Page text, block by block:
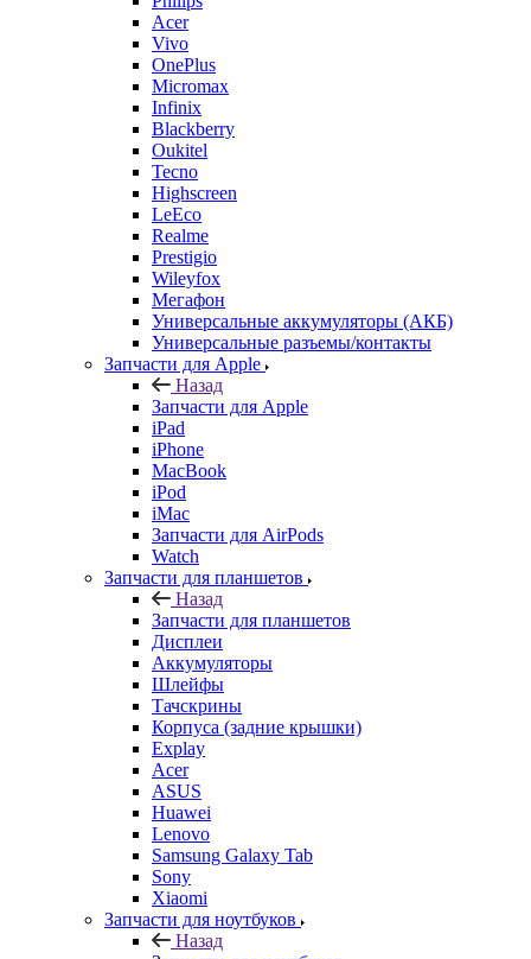
Acer
Vivo
OnePlus
Micromax
Infinix
Blackberry
Oukitel
Tecno
Highscreen
LeEco
Realme
Prestigio
Wileyfox
Мегафон
Универсальные аккумуляторы (АКБ)
Универсальные разъемы/контакты
Запчасти для Apple
Назад
Запчасти для Apple
iPad
iPhone
MacBook
iPod
iMac
Запчасти для AirPods
Watch
Запчасти для планшетов
Назад
Запчасти для планшетов
Дисплеи
Аккумуляторы
Шлейфы
Тачскрины
Корпуса (задние крышки)
Explay
Acer
ASUS
Huawei
Lenovo
Samsung Galaxy Tab
Sony
Xiaomi
Запчасти для ноутбуков
Назад